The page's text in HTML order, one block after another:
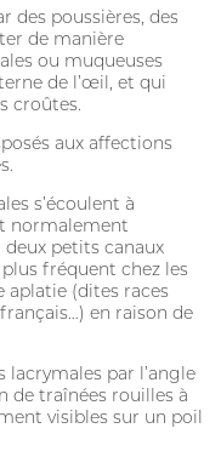
ESPACE PHARMACIEN
des poussières, des
de manière
ou muqueuses
de l’œil, et qui
croûtes.
aux affections
s’écoulent à
normalement
deux petits canaux
fréquent chez les
aplatie (dites races
en raison de
lacrymales par l’angle
de traînées rouilles à
visibles sur un poil